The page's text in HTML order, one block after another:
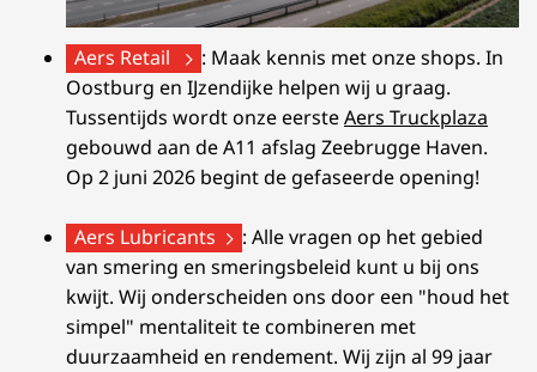
Aers Retail
: Maak kennis met onze shops. In
Oostburg en IJzendijke helpen wij u graag.
Tussentijds wordt onze eersteAers Truckplaza
gebouwd aan de A11 afslag Zeebrugge Haven.
Op 2 juni 2026 begint de gefaseerde opening!
Aers Lubricants
: Alle vragen op het gebied
van smering en smeringsbeleid kunt u bij ons
kwijt. Wij onderscheiden ons door een "houd het
simpel" mentaliteit te combineren met
duurzaamheid en rendement. Wij zijn al 99 jaar